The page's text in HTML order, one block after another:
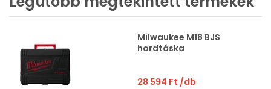
Milwaukee M18 BJS
hordtáska
28 594 Ft /db